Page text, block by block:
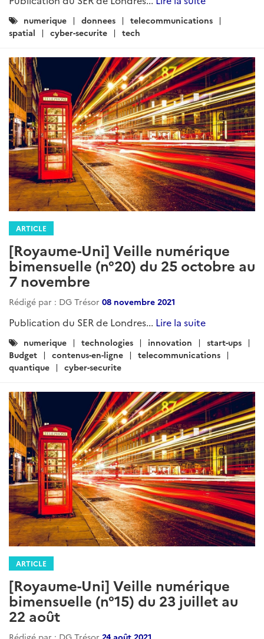
Catégories
:
numerique donnees
telecommunications
spatial
cyber-securite tech
ARTICLE
[Royaume-Uni] Veille numérique
bimensuelle (n°20) du 25 octobre au
7 novembre
Rédigé par : DG Trésor 08 novembre 2021
Publication du SER de Londres... Lire la suite
Catégories
:
numerique technologies innovation
start-ups
Budget
contenus-en-ligne
telecommunications
quantique
cyber-securite
ARTICLE
[Royaume-Uni] Veille numérique
bimensuelle (n°15) du 23 juillet au
22 août
Rédigé par : DG Trésor 24 août 2021